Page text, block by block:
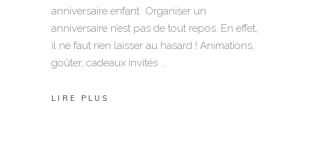
anniversaire enfant Organiser un
anniversaire n’est pas de tout repos. En effet,
il ne faut rien laisser au hasard ! Animations,
goûter, cadeaux invités
LIRE PLUS